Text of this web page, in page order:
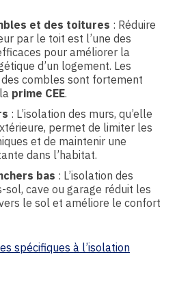
et des toitures : Réduire
par le toit est l’une des
pour améliorer la
d’un logement. Les
des combles sont fortement
prime CEE.
: L’isolation des murs, qu’elle
permet de limiter les
et de maintenir une
dans l’habitat.
bas : L’isolation des
sol, cave ou garage réduit les
le sol et améliore le confort
spécifiques à l’isolation